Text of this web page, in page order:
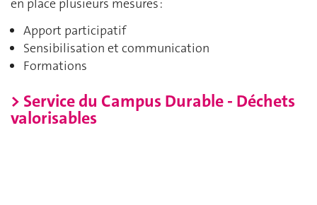
en place plusieurs mesures :
Apport participatif
Sensibilisation et communication
Formations
> Service du Campus Durable - Déchets
valorisables